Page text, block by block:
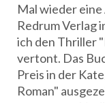
Mal wieder
Redrum Verlag
ich den Thriller
vertont. Das
Preis in der
Roman"